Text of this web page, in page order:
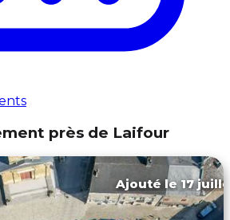
près de Laifour
Ajouté le 17